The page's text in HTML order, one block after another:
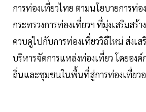
การท่องเที่ยวไทย ตามนโยบายการท่อ
กระทรวงการท่องเที่ยวฯ ที่มุ่งเสริมสร้
ควบคู่ไปกับการท่องเที่ยววิถีใหม่ ส่งเ
บริหารจัดการแหล่งท่องเที่ยว โดยอง
ถิ่นและชุมชนในพื้นที่สู่การท่องเที่ยวอ